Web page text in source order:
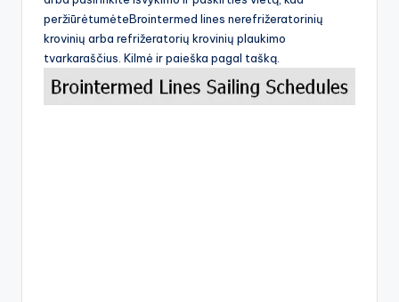
peržiūrėtumėteBrointermed lines nerefrižeratorinių
krovinių arba refrižeratorių krovinių plaukimo
tvarkaraščius. Kilmė ir paieška pagal tašką.